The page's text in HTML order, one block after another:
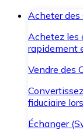
Acheter
Achetez les
rapidement
Vendre des
fiduciaire
Échanger